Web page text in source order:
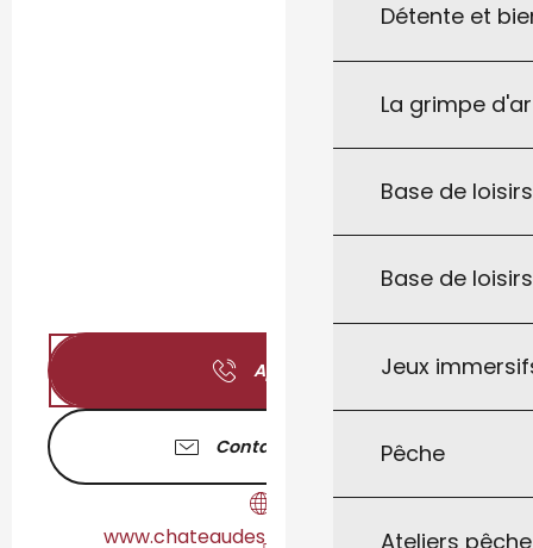
Détente et
La grimpe
Base de
Base de
Jeux
Pêche
Ateliers
Appeler
Contactez-nous
www.chateaudestchamarand.com